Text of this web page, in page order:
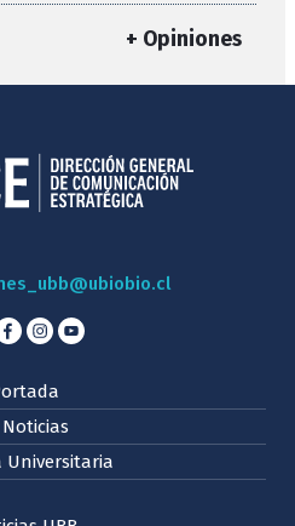
+ Opiniones
Noticias
Universitaria